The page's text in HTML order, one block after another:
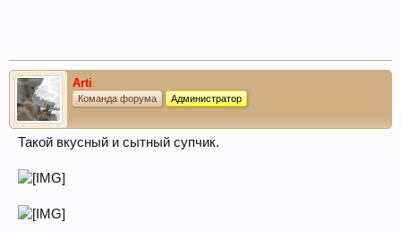
Arti
Команда форума Администратор
Такой вкусный и сытный супчик.